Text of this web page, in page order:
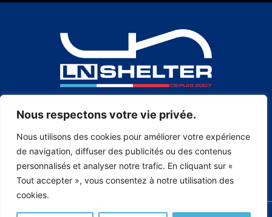
Nous respectons votre vie privée.
Nous utilisons des cookies pour améliorer votre expérience
de navigation, diffuser des publicités ou des contenus
personnalisés et analyser notre trafic. En cliquant sur «
Tout accepter », vous consentez à notre utilisation des
cookies.
+33 5 48 17 25 04
Produits Innovation continue
Qui sommes-nous ?
Rejoignez-nous